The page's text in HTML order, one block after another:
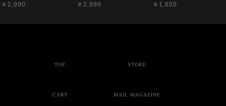
￥2,990 ￥2,990 ￥1,650
TOP STORE
CART MAIL MAGAZINE